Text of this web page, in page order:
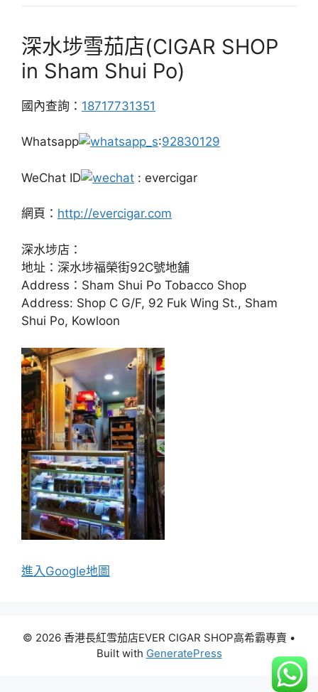
深水埗雪茄店(CIGAR SHOP
in Sham Shui Po)
國內查詢： 18717731351
Whatsapp :92830129
WeChat ID : evercigar
網頁： http://evercigar.com
深水埗店：
地址：深水埗福榮街92C號地舖
Address：Sham Shui Po Tobacco Shop
Address: Shop C G/F, 92 Fuk Wing St., Sham
Shui Po, Kowloon
進入Google地圖
© 2026 香港長紅雪茄店EVER CIGAR SHOP高希霸專賣 •
Built with GeneratePress